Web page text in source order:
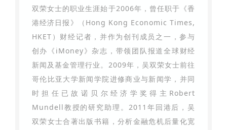
双荣女士的职业生涯始于2006年，曾任职于《香
港经济日报》（Hong Kong Economic Times,
HKET）财经记者，并作为创刊成员之一，参与
创办《iMoney》杂志，带领团队报道全球财经
新闻及基金管理行业。2009年，吴双荣女士前往
哥伦比亚大学新闻学院进修商业与新闻学，并同
时担任已故诺贝尔经济学奖得主Robert
Mundell教授的研究助理。2011年回港后，吴
双荣女士合著出版书籍，分析金融危机后量化宽